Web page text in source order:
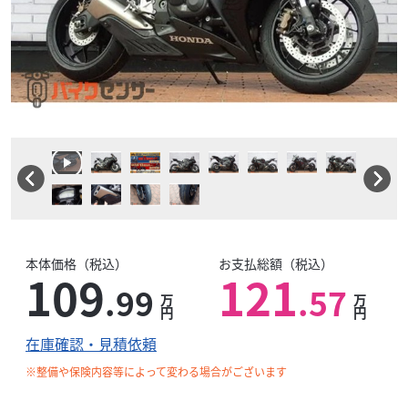
本体価格（税込）
109.99 万
円
お支払総額（税込）
121.57 万
円
在庫確認・見積依頼
※整備や保険内容等によって変わる場合がございます